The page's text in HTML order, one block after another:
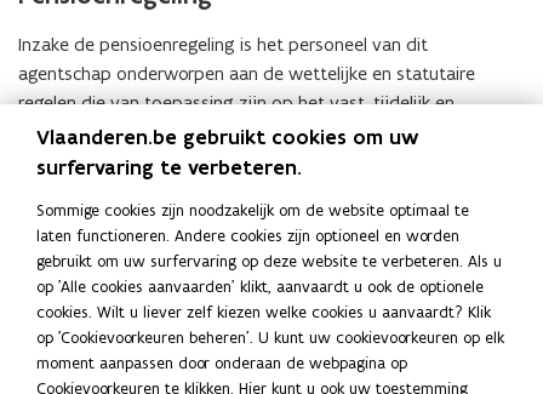
Inzake de pensioenregeling is het personeel van dit
agentschap onderworpen aan de wettelijke en statutaire
regelen die van toepassing zijn op het vast, tijdelijk en
hulppersoneel van het Rijk [zie de bijzondere wet van 8
augustus 1980 tot hervorming der instellingen (art. 87, §3)].
Zowel het administratieve beheer van de kinderbijslagdossiers
als de berekening van de kinderbijslag wordt uitgevoerd door
de FAMIFED.
Syndicaal statuut
VLAIO is onderworpen aan de wet van 19 december 1974 tot
Vlaanderen.be gebruikt cookies om uw
surfervaring te verbeteren.
Sommige cookies zijn noodzakelijk om de website optimaal te
laten functioneren. Andere cookies zijn optioneel en worden
gebruikt om uw surfervaring op deze website te verbeteren. Als u
op 'Alle cookies aanvaarden' klikt, aanvaardt u ook de optionele
cookies. Wilt u liever zelf kiezen welke cookies u aanvaardt? Klik
op 'Cookievoorkeuren beheren'. U kunt uw cookievoorkeuren op elk
moment aanpassen door onderaan de webpagina op
Cookievoorkeuren te klikken. Hier kunt u ook uw toestemming